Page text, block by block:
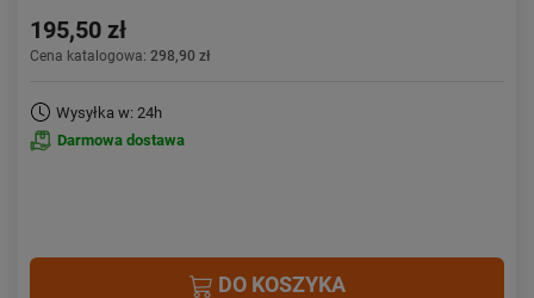
195,50 zł
Cena katalogowa: 298,90 zł
Wysyłka w: 24h
Darmowa dostawa
DO KOSZYKA